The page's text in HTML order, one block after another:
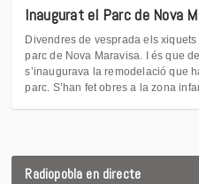
Inaugurat el Parc de Nova
Divendres de vesprada els
parc de Nova Maravisa. I és que
s’inaugurava la remodelació que
parc. S’han fet obres a la zona
Radiopobla en directe